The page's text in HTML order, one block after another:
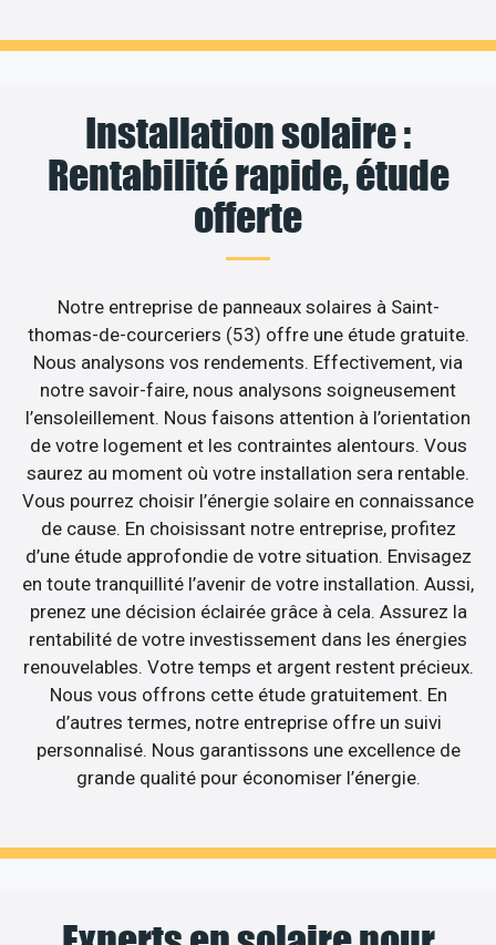
Installation solaire :
Rentabilité rapide, étude
offerte
Notre entreprise de panneaux solaires à Saint-
thomas-de-courceriers (53) offre une étude gratuite.
Nous analysons vos rendements. Effectivement, via
notre savoir-faire, nous analysons soigneusement
l’ensoleillement. Nous faisons attention à l’orientation
de votre logement et les contraintes alentours. Vous
saurez au moment où votre installation sera rentable.
Vous pourrez choisir l’énergie solaire en connaissance
de cause. En choisissant notre entreprise, profitez
d’une étude approfondie de votre situation. Envisagez
en toute tranquillité l’avenir de votre installation. Aussi,
prenez une décision éclairée grâce à cela. Assurez la
rentabilité de votre investissement dans les énergies
renouvelables. Votre temps et argent restent précieux.
Nous vous offrons cette étude gratuitement. En
d’autres termes, notre entreprise offre un suivi
personnalisé. Nous garantissons une excellence de
grande qualité pour économiser l’énergie.